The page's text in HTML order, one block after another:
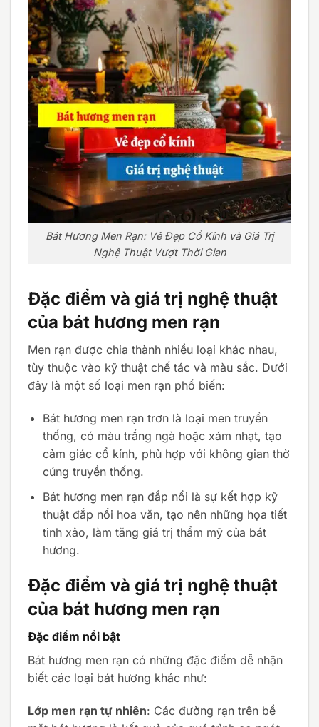
Bát Hương Men Rạn: Vẻ Đẹp Cổ Kính và Giá Trị
Nghệ Thuật Vượt Thời Gian
Đặc điểm và giá trị nghệ thuật
của bát hương men rạn
Men rạn được chia thành nhiều loại khác nhau,
tùy thuộc vào kỹ thuật chế tác và màu sắc. Dưới
đây là một số loại men rạn phổ biến:
Bát hương men rạn trơn là loại men truyền
thống, có màu trắng ngà hoặc xám nhạt, tạo
cảm giác cổ kính, phù hợp với không gian thờ
cúng truyền thống.
Bát hương men rạn đắp nổi là sự kết hợp kỹ
thuật đắp nổi hoa văn, tạo nên những họa tiết
tinh xảo, làm tăng giá trị thẩm mỹ của bát
hương.
Đặc điểm và giá trị nghệ thuật
của bát hương men rạn
Đặc điểm nổi bật
Bát hương men rạn có những đặc điểm dễ nhận
biết các loại bát hương khác như:
Lớp men rạn tự nhiên: Các đường rạn trên bề